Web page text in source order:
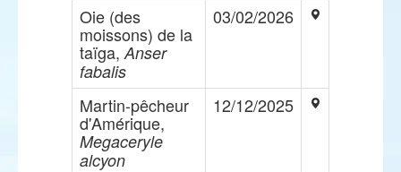
Oie (des
moissons) de la
taïga, Anser
fabalis
03/02/2026
Martin-pêcheur
d'Amérique,
Megaceryle
alcyon
12/12/2025